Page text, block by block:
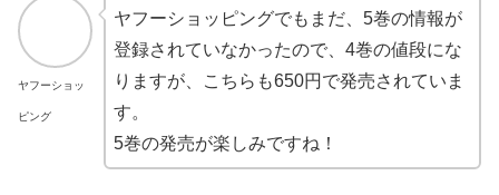
ヤフーショッ
ピング
ヤフーショッピングでもまだ、5巻の情報が
登録されていなかったので、4巻の値段にな
りますが、こちらも650円で発売されていま
す。
5巻の発売が楽しみですね！